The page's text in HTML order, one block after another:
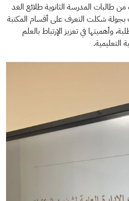
من طالبات المدرسة الثانوية طلائع الغد
شكلت التعرف على أقسام المكتبة
وأهميتها في تعزيز الإرتباط بالعلم
التعليمية.​